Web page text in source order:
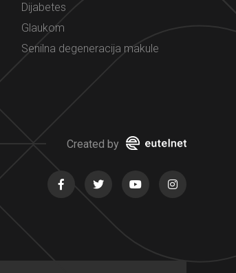
Dijabetes
Glaukom
Senilna degeneracija makule
Created by